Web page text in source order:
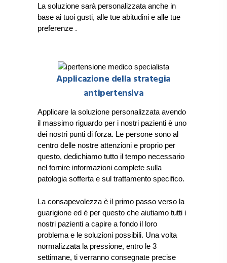
La soluzione sarà personalizzata anche in
base ai tuoi gusti, alle tue abitudini e alle tue
preferenze .
Applicazione della strategia
antipertensiva
Applicare la soluzione personalizzata avendo
il massimo riguardo per i nostri pazienti è uno
dei nostri punti di forza. Le persone sono al
centro delle nostre attenzioni e proprio per
questo, dedichiamo tutto il tempo necessario
nel fornire informazioni complete sulla
patologia sofferta e sul trattamento specifico.
La consapevolezza è il primo passo verso la
guarigione ed è per questo che aiutiamo tutti i
nostri pazienti a capire a fondo il loro
problema e le soluzioni possibili. Una volta
normalizzata la pressione, entro le 3
settimane, ti verranno consegnate precise